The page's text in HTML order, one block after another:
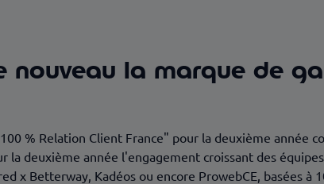
nouveau la marque de
% Relation Client France" pour la deuxième année
la deuxième année l'engagement croissant des
x Betterway, Kadéos ou encore ProwebCE, basées à